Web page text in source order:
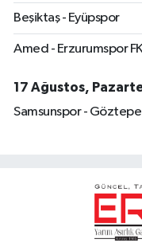
Beşiktaş - Eyüpspor
Amed - Erzurumspor
17 Ağustos,
Samsunspor - Göztepe